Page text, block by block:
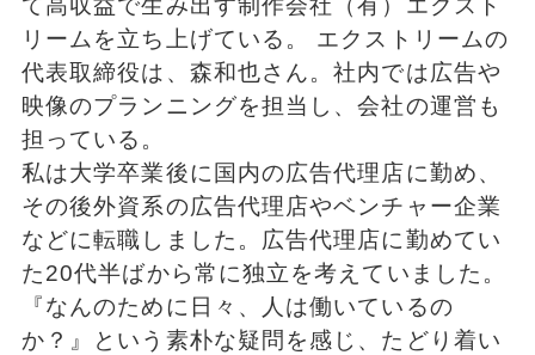
て高収益で生み出す制作会社（有）エクスト
リームを立ち上げている。 エクストリームの
代表取締役は、森和也さん。社内では広告や
映像のプランニングを担当し、会社の運営も
担っている。
私は大学卒業後に国内の広告代理店に勤め、
その後外資系の広告代理店やベンチャー企業
などに転職しました。広告代理店に勤めてい
た20代半ばから常に独立を考えていました。
『なんのために日々、人は働いているの
か？』という素朴な疑問を感じ、たどり着い